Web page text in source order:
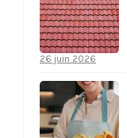
26 juin 2026